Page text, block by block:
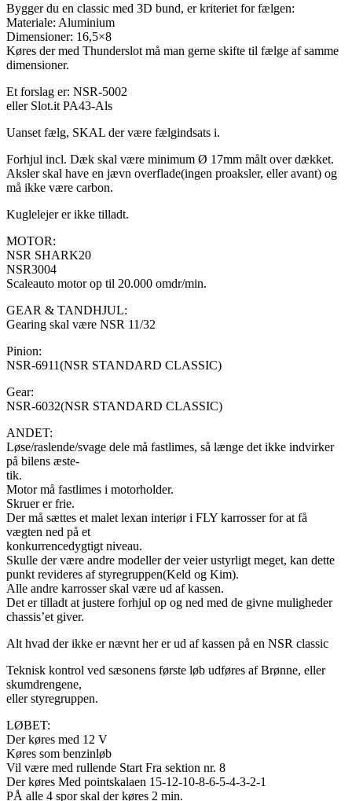
Bygger du en classic med 3D bund, er kriteriet for fælgen:
Materiale: Aluminium
Dimensioner: 16,5×8
Køres der med Thunderslot må man gerne skifte til fælge af samme
dimensioner.
Et forslag er: NSR-5002
eller Slot.it PA43-Als
Uanset fælg, SKAL der være fælgindsats i.
Forhjul incl. Dæk skal være minimum Ø 17mm målt over dækket.
Aksler skal have en jævn overflade(ingen proaksler, eller avant) og
må ikke være carbon.
Kuglelejer er ikke tilladt.
MOTOR:
NSR SHARK20
NSR3004
Scaleauto motor op til 20.000 omdr/min.
GEAR & TANDHJUL:
Gearing skal være NSR 11/32
Pinion:
NSR-6911(NSR STANDARD CLASSIC)
Gear:
NSR-6032(NSR STANDARD CLASSIC)
ANDET:
Løse/raslende/svage dele må fastlimes, så længe det ikke indvirker
på bilens æste-
tik.
Motor må fastlimes i motorholder.
Skruer er frie.
Der må sættes et malet lexan interiør i FLY karrosser for at få
vægten ned på et
konkurrencedygtigt niveau.
Skulle der være andre modeller der veier ustyrligt meget, kan dette
punkt revideres af styregruppen(Keld og Kim).
Alle andre karrosser skal være ud af kassen.
Det er tilladt at justere forhjul op og ned med de givne muligheder
chassis’et giver.
Alt hvad der ikke er nævnt her er ud af kassen på en NSR classic
Teknisk kontrol ved sæsonens første løb udføres af Brønne, eller
skumdrengene,
eller styregruppen.
LØBET:
Der køres med 12 V
Køres som benzinløb
Vil være med rullende Start Fra sektion nr. 8
Der køres Med pointskalaen 15-12-10-8-6-5-4-3-2-1
PÅ alle 4 spor skal der køres 2 min.